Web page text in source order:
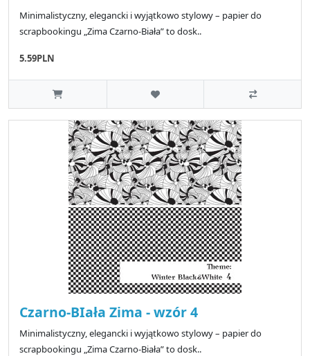
Minimalistyczny, elegancki i wyjątkowo stylowy – papier do
scrapbookingu „Zima Czarno-Biała” to dosk..
5.59PLN
Czarno-BIała Zima - wzór 4
Minimalistyczny, elegancki i wyjątkowo stylowy – papier do
scrapbookingu „Zima Czarno-Biała” to dosk..